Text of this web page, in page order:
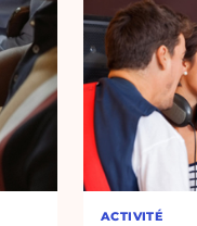
ACTIVITÉ